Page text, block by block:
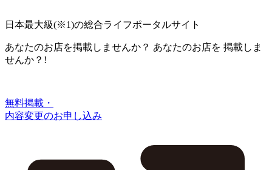
日本最大級(※1)の総合ライフポータルサイト
あなたのお店を掲載しませんか？ あなたのお店を 掲載しま
せんか？!
無料掲載・
内容変更のお申し込み